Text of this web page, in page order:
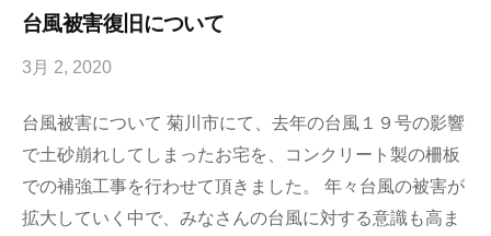
台風被害復旧について
3月 2, 2020
k
e
i
-
台風被害について 菊川市にて、去年の台風１９号の影響
で土砂崩れしてしまったお宅を、コンクリート製の柵板
での補強工事を行わせて頂きました。 年々台風の被害が
拡大していく中で、みなさんの台風に対する意識も高ま